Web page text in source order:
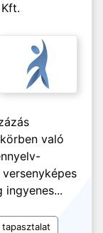
való
ingyenes...